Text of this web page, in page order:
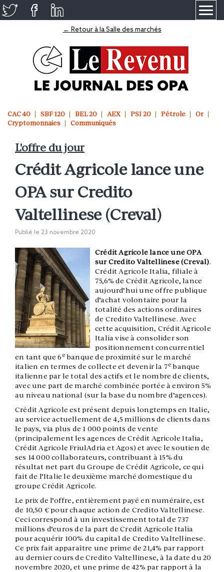
← Retour à la Salle des marchés
CAC 40 SBF 120 BEL 20 AEX PSI 20 Pétrole
Or
Cryptomonnaies
Communiqués
L'offre du jour
Crédit Agricole lance une
OPA sur Credito
Valtellinese (Creval)
Publié le 23 novembre 2020
Crédit Agricole lance une OPA
sur Credito Valtellinese (Creval).
Crédit Agricole Italia, filiale à
75,6% de Crédit Agricole, lance
aujourd’hui une offre publique
d’achat volontaire pour la
totalité des actions ordinaires
de Credito Valtellinese. Avec
cette acquisition, Crédit Agricole
Italia vise à consolider son
positionnement concurrentiel
en tant que 6 ebanque de proximité sur le marché
italien en termes de collecte et devenir la 7e banque
italienne par le total des actifs et le nombre de clients,
avec une part de marché combinée portée à environ 5%
au niveau national (sur la base du nombre d’agences).
Crédit Agricole est présent depuis longtemps en Italie,
au service actuellement de 4,5 millions de clients dans
le pays, via plus de 1 000 points de vente
(principalement les agences de Crédit Agricole Italia,
Crédit Agricole FriulAdria et Agos) et avec le soutien de
ses 14 000 collaborateurs, contribuant à 15% du
résultat net part du Groupe de Crédit Agricole, ce qui
fait de l’Italie le deuxième marché domestique du
groupe Crédit Agricole.
Le prix de l’offre, entièrement payé en numéraire, est
de 10,50 € pour chaque action de Credito Valtellinese.
Ceci correspond à un investissement total de 737
millions d’euros de la part de Credit Agricole Italia
pour acquérir 100% du capital de Credito Valtellinese.
Ce prix fait apparaître une prime de 21,4% par rapport
au dernier cours de Credito Valtellinese, à la date du 20
novembre 2020, et une prime de 42% par rapport à la